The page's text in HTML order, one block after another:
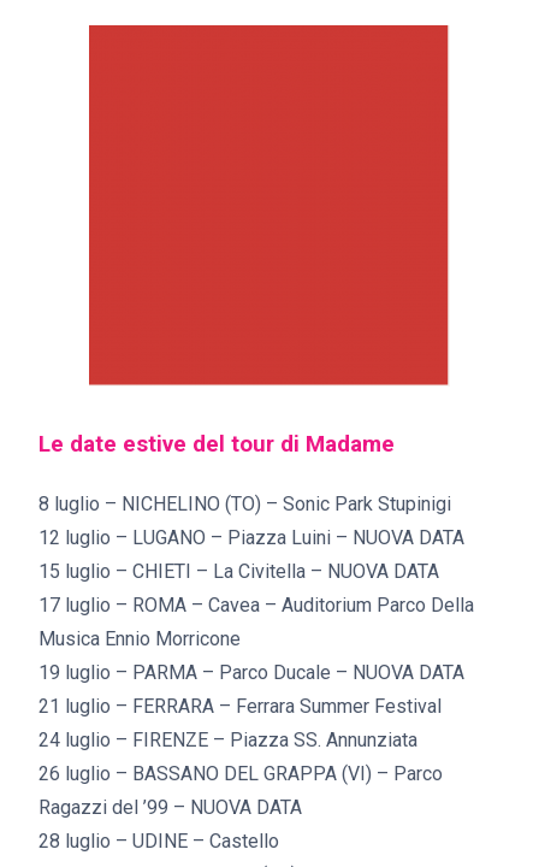
Le date estive del tour di Madame
8 luglio – NICHELINO (TO) – Sonic Park Stupinigi
12 luglio – LUGANO – Piazza Luini – NUOVA DATA
15 luglio – CHIETI – La Civitella – NUOVA DATA
17 luglio – ROMA – Cavea – Auditorium Parco Della
Musica Ennio Morricone
19 luglio – PARMA – Parco Ducale – NUOVA DATA
21 luglio – FERRARA – Ferrara Summer Festival
24 luglio – FIRENZE – Piazza SS. Annunziata
26 luglio – BASSANO DEL GRAPPA (VI) – Parco
Ragazzi del ’99 – NUOVA DATA
28 luglio – UDINE – Castello